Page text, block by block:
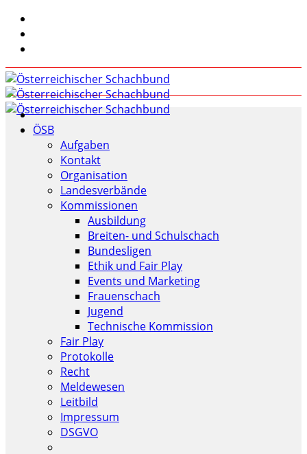
ÖSB
Aufgaben
Kontakt
Organisation
Landesverbände
Kommissionen
Ausbildung
Breiten- und Schulschach
Bundesligen
Ethik und Fair Play
Events und Marketing
Frauenschach
Jugend
Technische Kommission
Fair Play
Protokolle
Recht
Meldewesen
Leitbild
Impressum
DSGVO